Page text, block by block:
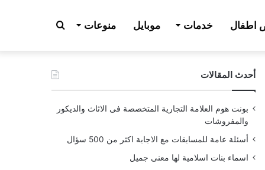
خدمات موبايل منوعات بحث
عن أحدث المقالات
بونت هوم العلامة التجارية المتخصصة فى الاثاث والديكور
والمفروشات
أسئلة عامة للمسابقات مع الاجابة اكثر من 500 سؤال
اسماء بنات اسلامية لها معنى جميل